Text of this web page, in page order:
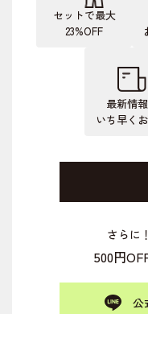
セットで最大
23%OFF
最新情
いち早く
さらに
500円
公